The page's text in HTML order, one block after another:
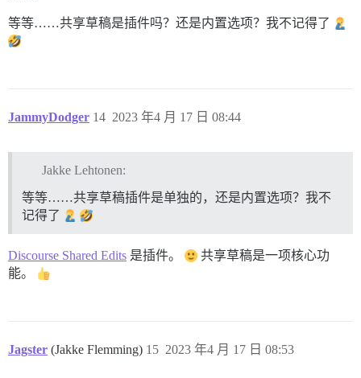
等等……共享草稿是插件吗？还是内置选项？我不记得了
JammyDodger 2023 年4 月 17 日 08:44
14
Jakke Lehtonen:
等等……共享草稿插件是单独的，还是内置选项？我不
记得了
Discourse Shared Edits 是插件。
共享草稿是一项核心功
能。
Jagster (Jakke Flemming) 2023 年4 月 17 日 08:53
15